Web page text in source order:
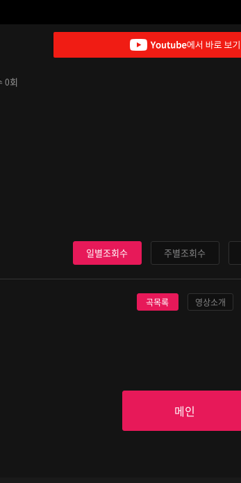
0회
일별조회수 주별조회수
곡목록 영상소개
메인